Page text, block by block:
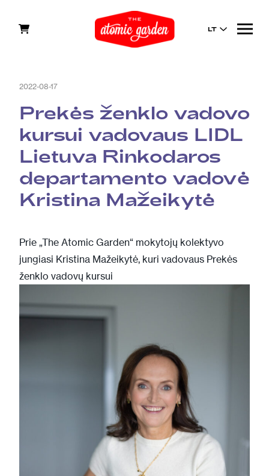
LT
2022-08-17
Prekės ženklo vadovo
kursui vadovaus LIDL
Lietuva Rinkodaros
departamento vadovė
Kristina Mažeikytė
Prie „The Atomic Garden“ mokytojų kolektyvo
jungiasi Kristina Mažeikytė, kuri vadovaus Prekės
ženklo vadovų kursui